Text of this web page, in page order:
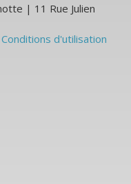
| 11 Rue Julien
Conditions d'utilisation